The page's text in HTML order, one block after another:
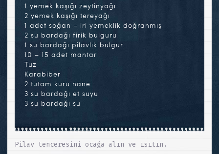
1 yemek kaşığı zeytinyağı
2 yemek kaşığı tereyağı
1 adet soğan – iri yemeklik doğranmış
2 su bardağı firik bulguru
1 su bardağı pilavlık bulgur
10 – 15 adet mantar
Tuz
Karabiber
2 tutam kuru nane
3 su bardağı et suyu
3 su bardağı su
Pilav tenceresini ocağa alın ve ısıtın.